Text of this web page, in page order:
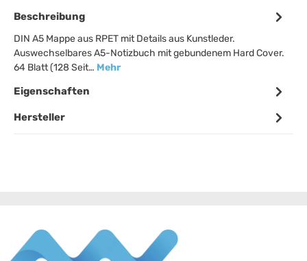
Beschreibung
DIN A5 Mappe aus RPET mit Details aus Kunstleder.
Auswechselbares A5-Notizbuch mit gebundenem Hard Cover.
64 Blatt (128 Seit… Mehr
Eigenschaften
Hersteller